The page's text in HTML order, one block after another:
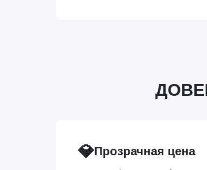
💎Прозрачная цена